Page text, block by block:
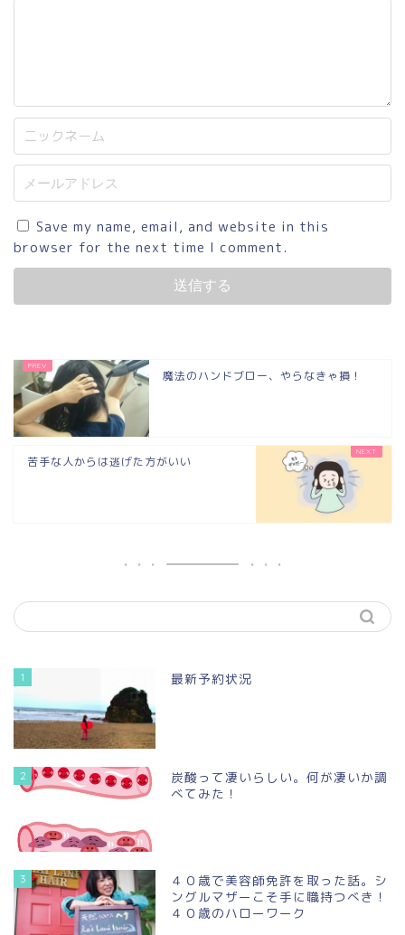
Save my name, email, and website in this
browser for the next time I comment.
魔法のハンドブロー、やらなきゃ損！
苦手な人からは逃げた方がいい
1 最新予約状況
2
炭酸って凄いらしい。何が凄いか調
べてみた！
3
４０歳で美容師免許を取った話。シ
ングルマザーこそ手に職持つべき！
４０歳のハローワーク